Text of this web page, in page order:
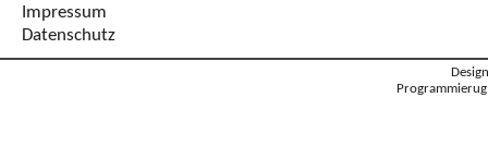
Impressum
Datenschutz